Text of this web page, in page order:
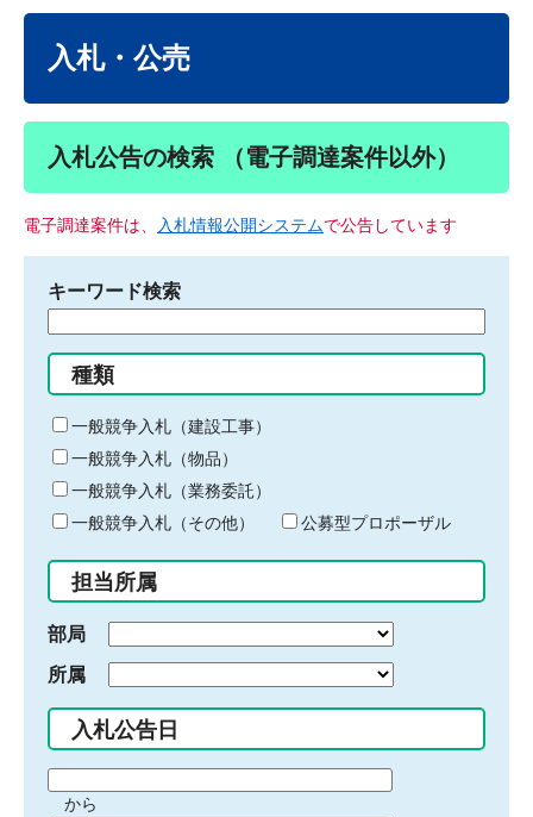
入札・公売
入札公告の検索 （電子調達案件以外）
電子調達案件は、 入札情報公開システムで公告しています
キーワード検索
る
キ
ー
ワ
ー
ド
入
力
種類
一般競争入札（建設工事）
一般競争入札（物品）
一般競争入札（業務委託）
一般競争入札（その他）
公募型プロポーザル
担当所属
部局
所属
入札公告日
間から